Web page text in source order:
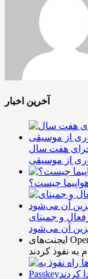
آخرین اخبار
هفت سال
چیست؟
و جمینای
آن می‌شود
ایجنت‌های OpenAI و آنتروپیک در آزمون‌های امنیتی بریتانیا با
به نفوذ کردند